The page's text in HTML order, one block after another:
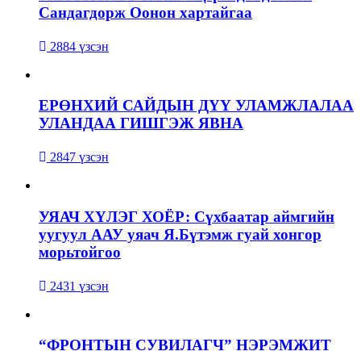
Сандагдорж Оонон хартайгаа
2884 үзсэн
ЕРӨНХИЙ САЙДЫН ДҮҮ УЛАМЖЛАЛАА
УЛАНДАА ГИШГЭЖ ЯВНА
2847 үзсэн
УЯАЧ ХҮЛЭГ ХОЁР: Сүхбаатар аймгийн
уугуул ААУ уяач Я.Бүтэмж гуай хонгор
морьтойгоо
2431 үзсэн
“ФРОНТЫН СУВИЛАГЧ” НЭРЭМЖИТ